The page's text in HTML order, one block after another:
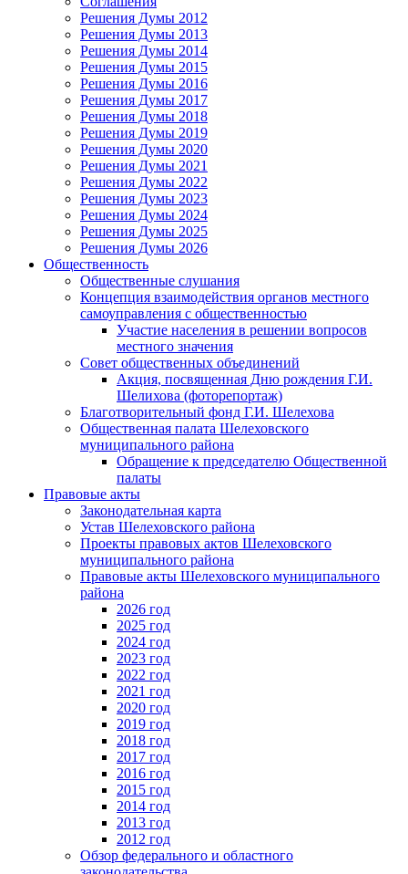
Решения Думы 2012
Решения Думы 2013
Решения Думы 2014
Решения Думы 2015
Решения Думы 2016
Решения Думы 2017
Решения Думы 2018
Решения Думы 2019
Решения Думы 2020
Решения Думы 2021
Решения Думы 2022
Решения Думы 2023
Решения Думы 2024
Решения Думы 2025
Решения Думы 2026
Общественность
Общественные слушания
Концепция взаимодействия органов местного
самоуправления с общественностью
Участие населения в решении вопросов
местного значения
Совет общественных объединений
Акция, посвященная Дню рождения Г.И.
Шелихова (фоторепортаж)
Благотворительный фонд Г.И. Шелехова
Общественная палата Шелеховского
муниципального района
Обращение к председателю Общественной
палаты
Правовые акты
Законодательная карта
Устав Шелеховского района
Проекты правовых актов Шелеховского
муниципального района
Правовые акты Шелеховского муниципального
района
2026 год
2025 год
2024 год
2023 год
2022 год
2021 год
2020 год
2019 год
2018 год
2017 год
2016 год
2015 год
2014 год
2013 год
2012 год
Обзор федерального и областного